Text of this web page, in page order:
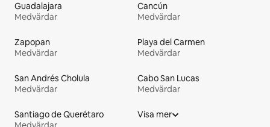
Guadalajara
Medvärdar
Cancún
Medvärdar
Zapopan
Medvärdar
Playa del Carmen
Medvärdar
San Andrés Cholula
Medvärdar
Cabo San Lucas
Medvärdar
Santiago de Querétaro
Visa mer